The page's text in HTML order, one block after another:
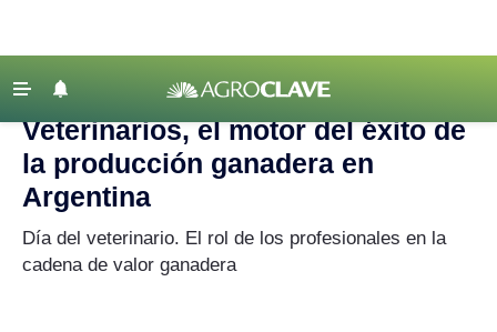
Agricultura
Ganadería
Lechería
Tecnología
‹ VOLVER
Agroclave Ganadería | producción ganadera
Veterinarios, el motor del éxito de
la producción ganadera en
Argentina
Día del veterinario. El rol de los profesionales en la
cadena de valor ganadera